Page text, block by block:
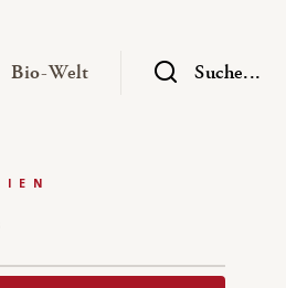
ausklappen
Bio-Welt — UntermenüSuche...